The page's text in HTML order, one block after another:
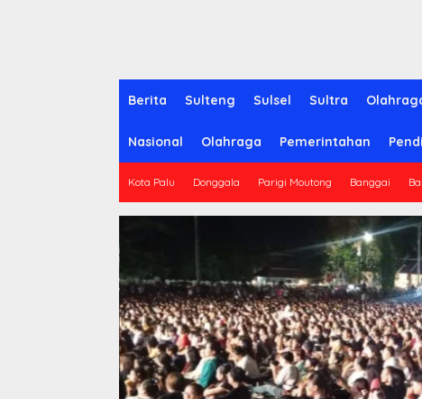
Berita Sulteng Sulsel Sultra
Nasional Olahraga Pemerintahan
Kota Palu Donggala Parigi Moutong Banggai